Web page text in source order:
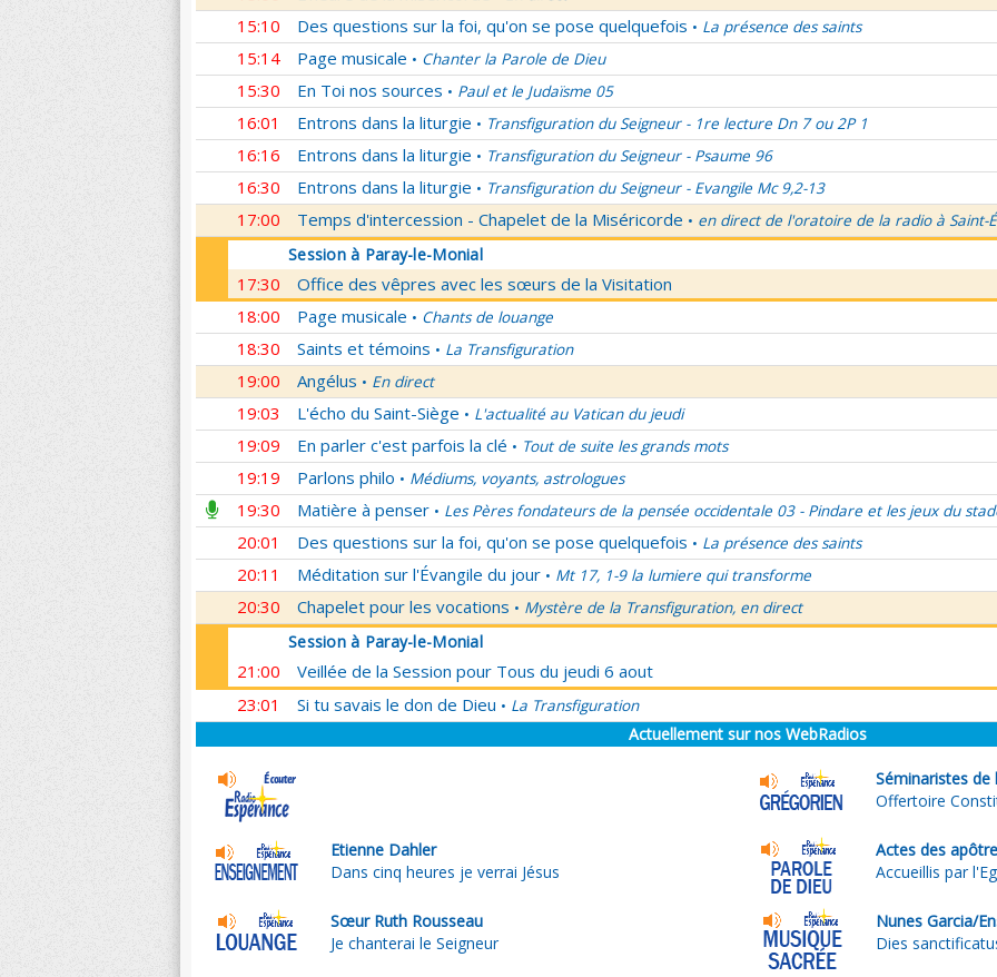
15:10 Des questions sur la foi, qu'on se pose quelquefois • La présence des saints
15:14 Page musicale • Chanter la Parole de Dieu
15:30 En Toi nos sources • Paul et le Judaïsme 05
16:01 Entrons dans la liturgie • Transfiguration du Seigneur - 1re lecture Dn 7 ou 2P 1
16:16 Entrons dans la liturgie • Transfiguration du Seigneur - Psaume 96
16:30 Entrons dans la liturgie • Transfiguration du Seigneur - Evangile Mc 9,2-13
17:00 Temps d'intercession - Chapelet de la Miséricorde • en direct de l'oratoire de la radio à Saint-
Session à Paray-le-Monial
17:30
Office des vêpres avec les sœurs de la Visitation
18:00
Page musicale • Chants de louange
18:30 Saints et témoins • La Transfiguration
19:00 Angélus • En direct
19:03 L'écho du Saint-Siège • L'actualité au Vatican du jeudi
19:09 En parler c'est parfois la clé • Tout de suite les grands mots
19:19 Parlons philo • Médiums, voyants, astrologues
19:30 Matière à penser • Les Pères fondateurs de la pensée occidentale 03 - Pindare et les jeux du
20:01 Des questions sur la foi, qu'on se pose quelquefois • La présence des saints
20:11 Méditation sur l'Évangile du jour • Mt 17, 1-9 la lumiere qui transforme
20:30 Chapelet pour les vocations • Mystère de la Transfiguration, en direct
Session à Paray-le-Monial
21:00
Veillée de la Session pour Tous du jeudi 6 aout
23:01
Si tu savais le don de Dieu • La Transfiguration
Actuellement sur nos WebRadios
Séminaristes de
Offertoire
Etienne Dahler
Dans cinq heures je verrai Jésus
Actes des
Accueillis par
Sœur Ruth Rousseau
Je chanterai le Seigneur
Nunes Garcia/
Dies